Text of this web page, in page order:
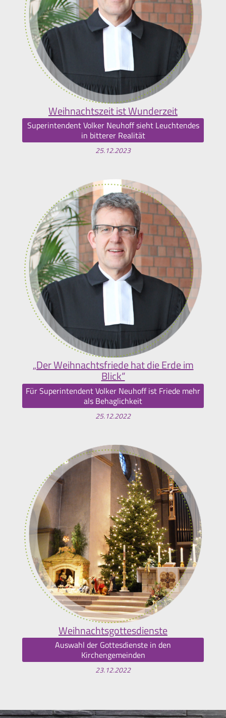
Weihnachtszeit ist Wunderzeit
Superintendent Volker Neuhoff sieht Leuchtendes
in bitterer Realität
25.12.2023
„Der Weihnachtsfriede hat die Erde im
Blick“
Für Superintendent Volker Neuhoff ist Friede mehr
als Behaglichkeit
25.12.2022
Weihnachtsgottesdienste
Auswahl der Gottesdienste in den
Kirchengemeinden
23.12.2022